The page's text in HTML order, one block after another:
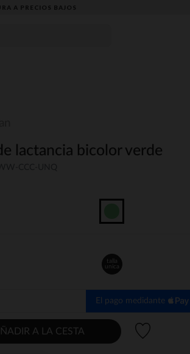
A PRECIOS BAJOS
lactancia bicolor verde
talla
unica
El pago medidante
A LA CESTA